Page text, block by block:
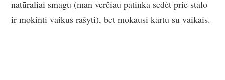
natūraliai smagu (man verčiau patinka sedėt prie stalo
ir mokinti vaikus rašyti), bet mokausi kartu su vaikais.